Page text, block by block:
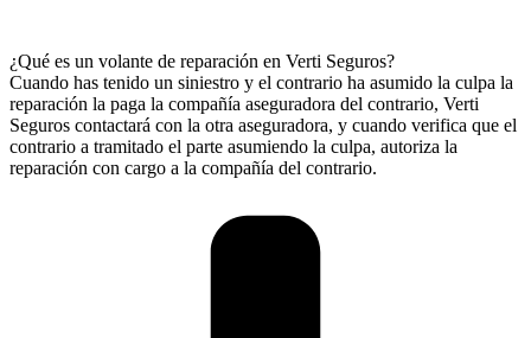
¿Qué es un volante de reparación en Verti Seguros?
Cuando has tenido un siniestro y el contrario ha asumido la culpa la
reparación la paga la compañía aseguradora del contrario, Verti
Seguros contactará con la otra aseguradora, y cuando verifica que el
contrario a tramitado el parte asumiendo la culpa, autoriza la
reparación con cargo a la compañía del contrario.